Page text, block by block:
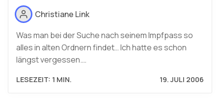
Christiane Link
Was man bei der Suche nach seinem Impfpass so
alles in alten Ordnern findet… Ich hatte es schon
längst vergessen.…
LESEZEIT: 1 MIN. 19. JULI 2006